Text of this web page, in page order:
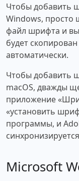
Чтобы добавить
Windows, просто
файл шрифта и
будет
автоматически.
Чтобы добавить
macOS, дважды
приложение
«установить
программы, и
Microsoft